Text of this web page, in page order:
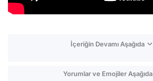
İçeriğin Devamı Aşağıda
Yorumlar ve Emojiler Aşağıda